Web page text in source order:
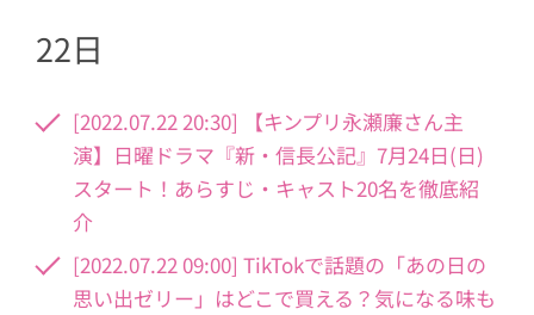
22日
[2022.07.22 20:30] 【キンプリ永瀬廉さん主
演】日曜ドラマ『新・信長公記』7月24日(日)
スタート！あらすじ・キャスト20名を徹底紹
介
[2022.07.22 09:00] TikTokで話題の「あの日の
思い出ゼリー」はどこで買える？気になる味も